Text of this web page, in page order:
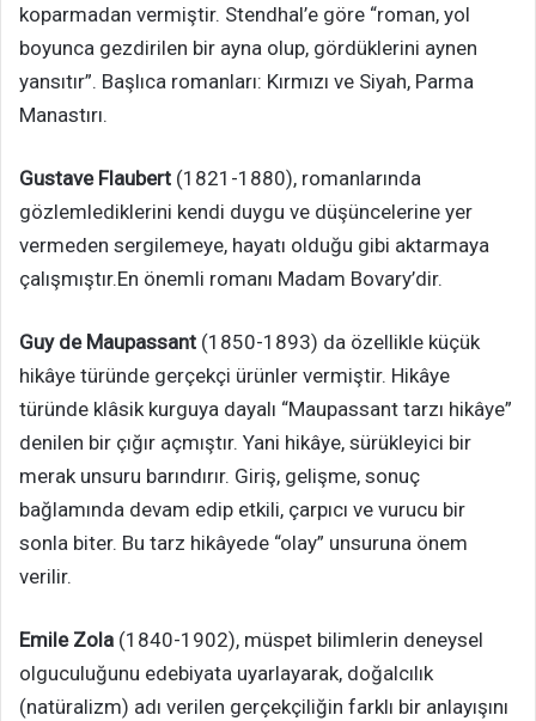
koparmadan vermiştir. Stendhal’e göre “roman, yol
boyunca gezdirilen bir ayna olup, gördüklerini aynen
yansıtır”. Başlıca romanları: Kırmızı ve Siyah, Parma
Manastırı.
Gustave Flaubert (1821-1880), romanlarında
gözlemlediklerini kendi duygu ve düşüncelerine yer
vermeden sergilemeye, hayatı olduğu gibi aktarmaya
çalışmıştır.En önemli romanı Madam Bovary’dir.
Guy de Maupassant (1850-1893) da özellikle küçük
hikâye türünde gerçekçi ürünler vermiştir. Hikâye
türünde klâsik kurguya dayalı “Maupassant tarzı hikâye”
denilen bir çığır açmıştır. Yani hikâye, sürükleyici bir
merak unsuru barındırır. Giriş, gelişme, sonuç
bağlamında devam edip etkili, çarpıcı ve vurucu bir
sonla biter. Bu tarz hikâyede “olay” unsuruna önem
verilir.
Emile Zola (1840-1902), müspet bilimlerin deneysel
olguculuğunu edebiyata uyarlayarak, doğalcılık
(natüralizm) adı verilen gerçekçiliğin farklı bir anlayışını